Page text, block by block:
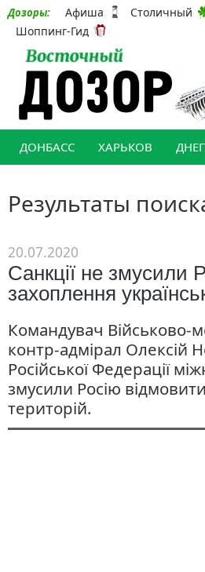
Дозоры: Афиша Столичный
Шоппинг-Гид
ДОНБАСС ХАРЬКОВ
Результаты
20.07.2020
Санкції не змусили
захоплення
Командувач Військово-
контр-адмірал Олексій
Російської Федерації
змусили Росію
територій.